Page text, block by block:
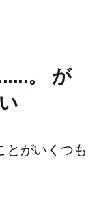
。 が
とがいくつも